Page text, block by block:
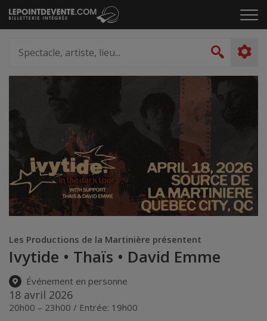
Passer
au
le
artiste,
lieu...
Les Productions de la Martinière présentent
Ivytide • Thaïs • David Emme
Événement en personne
18 avril 2026
20h00 – 23h00 / Entrée: 19h00